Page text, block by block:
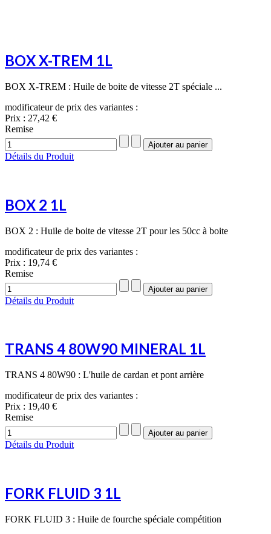
BOX X-TREM 1L
BOX X-TREM : Huile de boite de vitesse 2T spéciale ...
modificateur de prix des variantes :
Prix : 27,42 €
Remise
Détails du Produit
BOX 2 1L
BOX 2 : Huile de boite de vitesse 2T pour les 50cc à boite
modificateur de prix des variantes :
Prix : 19,74 €
Remise
Détails du Produit
TRANS 4 80W90 MINERAL 1L
TRANS 4 80W90 : L'huile de cardan et pont arrière
modificateur de prix des variantes :
Prix : 19,40 €
Remise
Détails du Produit
FORK FLUID 3 1L
FORK FLUID 3 : Huile de fourche spéciale compétition